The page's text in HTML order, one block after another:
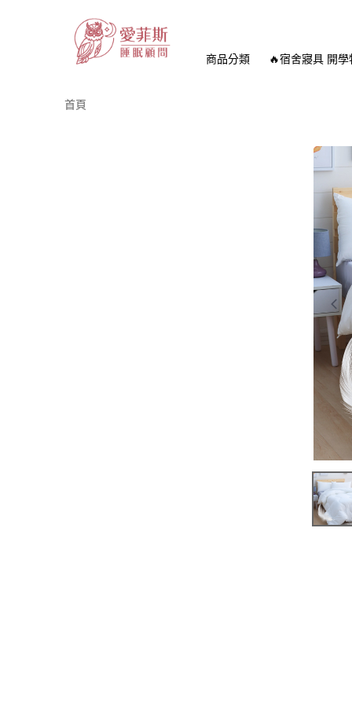
商品分類 🔥宿舍寢具 開學
首頁